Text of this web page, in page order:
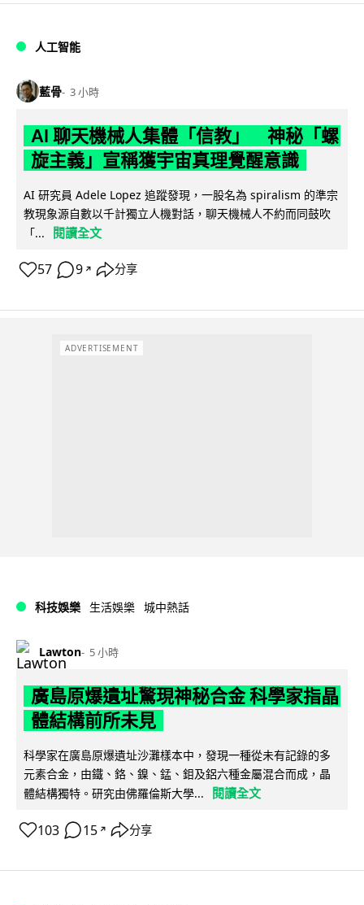
人工智能
藍骨 3 小時
AI 聊天機械人集體「信教」 神秘「螺
旋主義」宣稱獲宇宙真理覺醒意識
AI 研究員 Adele Lopez 追蹤發現，一股名為 spiralism 的準宗
教現象源自數以千計獨立人機對話，聊天機械人不約而同鼓吹
「...
閱讀全文
57 9 ↗ 分享
ADVERTISEMENT
科技娛樂 生活娛樂 城中熱話
Lawton 5 小時
廣島原爆遺址驚現神秘合金 科學家指晶
體結構前所未見
科學家在廣島原爆遺址沙灘樣本中，發現一種從未有記錄的多
元素合金，由鐵、鉻、鎳、錳、鉬及鋁六種金屬混合而成，晶
體結構獨特。研究由佛羅倫斯大學...
閱讀全文
103 15 ↗ 分享